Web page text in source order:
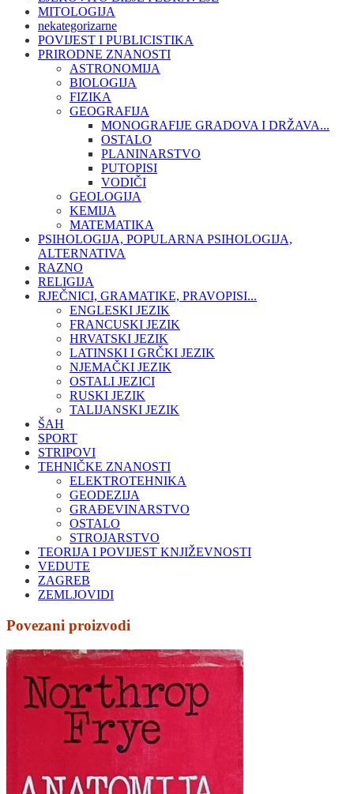
MITOLOGIJA
nekategorizarne
POVIJEST I PUBLICISTIKA
PRIRODNE ZNANOSTI
ASTRONOMIJA
BIOLOGIJA
FIZIKA
GEOGRAFIJA
MONOGRAFIJE GRADOVA I DRŽAVA...
OSTALO
PLANINARSTVO
PUTOPISI
VODIČI
GEOLOGIJA
KEMIJA
MATEMATIKA
PSIHOLOGIJA, POPULARNA PSIHOLOGIJA,
ALTERNATIVA
RAZNO
RELIGIJA
RJEČNICI, GRAMATIKE, PRAVOPISI...
ENGLESKI JEZIK
FRANCUSKI JEZIK
HRVATSKI JEZIK
LATINSKI I GRČKI JEZIK
NJEMAČKI JEZIK
OSTALI JEZICI
RUSKI JEZIK
TALIJANSKI JEZIK
ŠAH
SPORT
STRIPOVI
TEHNIČKE ZNANOSTI
ELEKTROTEHNIKA
GEODEZIJA
GRAĐEVINARSTVO
OSTALO
STROJARSTVO
TEORIJA I POVIJEST KNJIŽEVNOSTI
VEDUTE
ZAGREB
ZEMLJOVIDI
Povezani proizvodi